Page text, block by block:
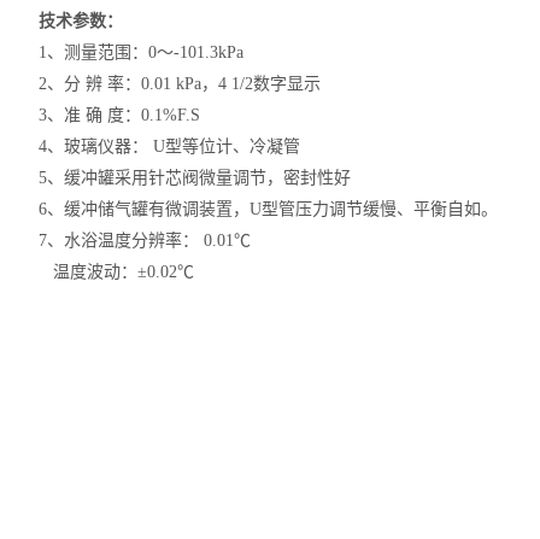
技术参数：
1、测量范围：0～-101.3kPa
2、分 辨 率：0.01 kPa，4 1/2数字显示
3、准 确 度：0.1%F.S
4、玻璃仪器： U型等位计、冷凝管
5、缓冲罐采用针芯阀微量调节，密封性好
6、缓冲储气罐有微调装置，U型管压力调节缓慢、平衡自如。
7、水浴温度分辨率： 0.01℃
温度波动：±0.02℃